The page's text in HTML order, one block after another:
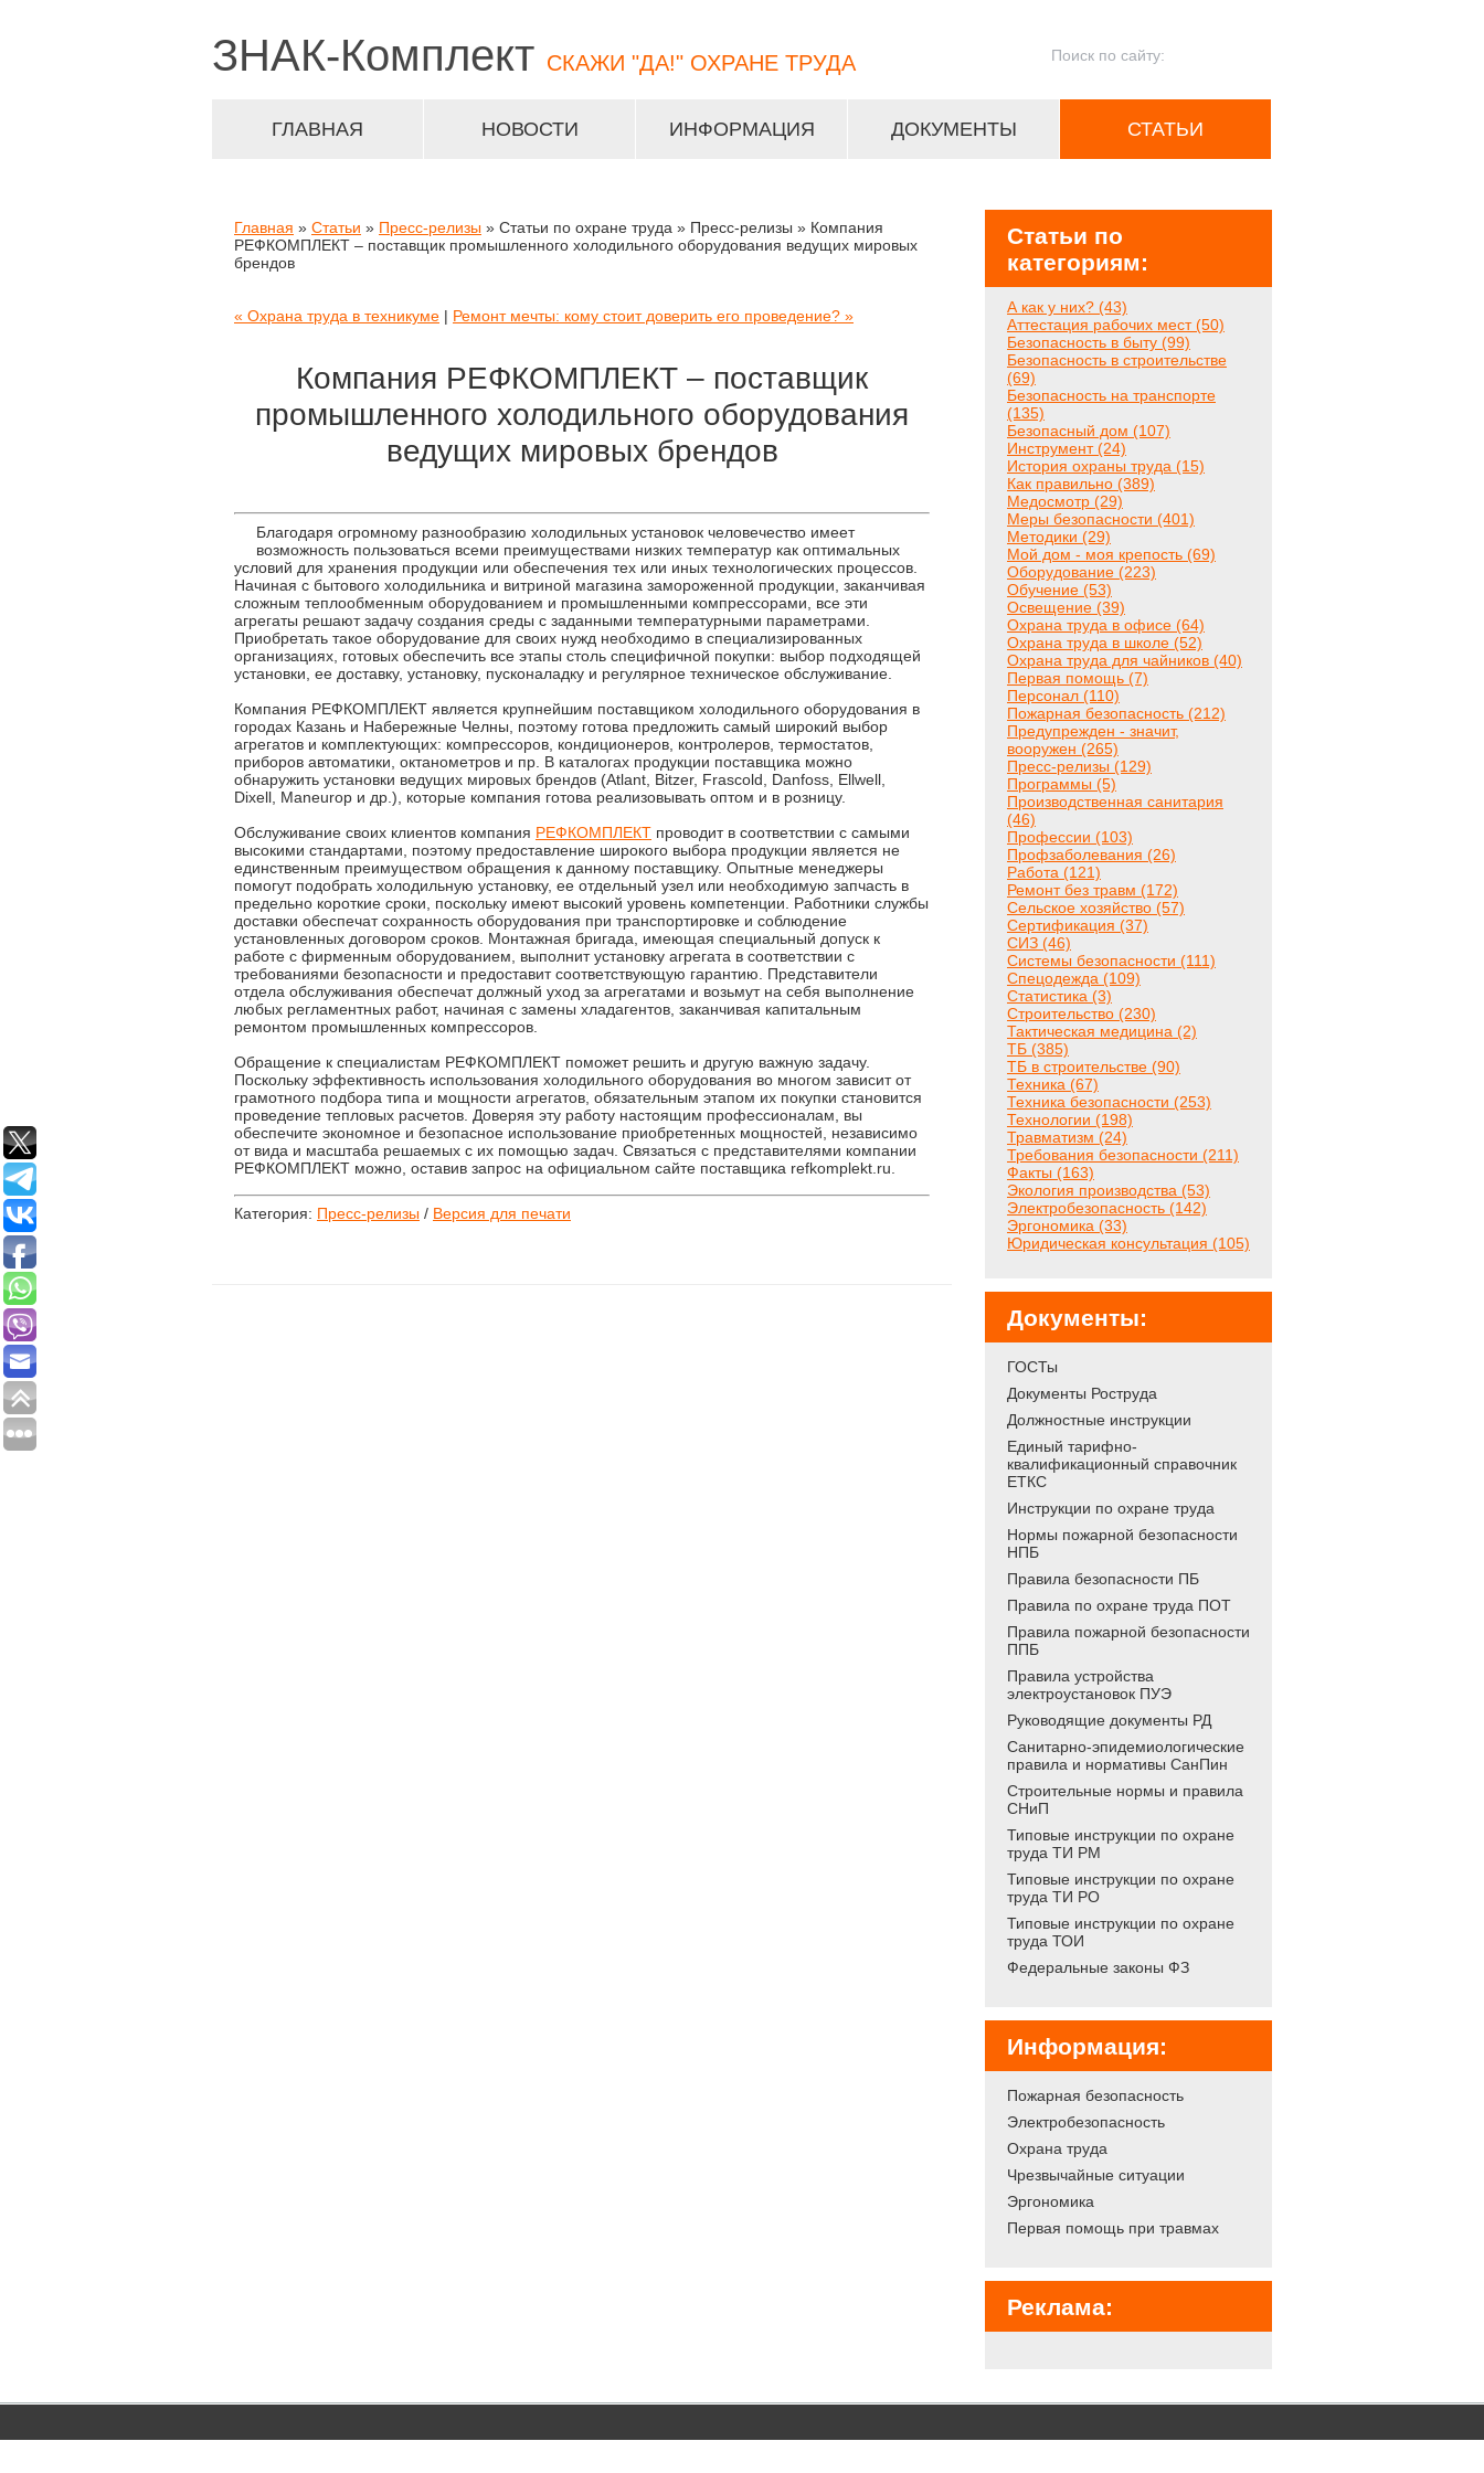
ЗНАК-Комплект СКАЖИ "ДА!" ОХРАНЕ ТРУДА
ГЛАВНАЯ НОВОСТИ ИНФОРМАЦИЯ ДОКУМЕНТЫ СТАТЬИ
Главная » Статьи » Пресс-релизы » Статьи по охране труда » Пресс-релизы » Компания
РЕФКОМПЛЕКТ – поставщик промышленного холодильного оборудования ведущих мировых
брендов
« Охрана труда в техникуме | Ремонт мечты: кому стоит доверить его проведение? »
Компания РЕФКОМПЛЕКТ – поставщик
промышленного холодильного оборудования
ведущих мировых брендов
Благодаря огромному разнообразию холодильных установок человечество имеет
возможность пользоваться всеми преимуществами низких температур как оптимальных
условий для хранения продукции или обеспечения тех или иных технологических процессов.
Начиная с бытового холодильника и витриной магазина замороженной продукции, заканчивая
сложным теплообменным оборудованием и промышленными компрессорами, все эти
агрегаты решают задачу создания среды с заданными температурными параметрами.
Приобретать такое оборудование для своих нужд необходимо в специализированных
организациях, готовых обеспечить все этапы столь специфичной покупки: выбор подходящей
установки, ее доставку, установку, пусконаладку и регулярное техническое обслуживание.
Компания РЕФКОМПЛЕКТ является крупнейшим поставщиком холодильного оборудования в
городах Казань и Набережные Челны, поэтому готова предложить самый широкий выбор
агрегатов и комплектующих: компрессоров, кондиционеров, контролеров, термостатов,
приборов автоматики, октанометров и пр. В каталогах продукции поставщика можно
обнаружить установки ведущих мировых брендов (Atlant, Bitzer, Frascold, Danfoss, Ellwell,
Dixell, Maneurop и др.), которые компания готова реализовывать оптом и в розницу.
Обслуживание своих клиентов компания РЕФКОМПЛЕКТ проводит в соответствии с самыми
высокими стандартами, поэтому предоставление широкого выбора продукции является не
единственным преимуществом обращения к данному поставщику. Опытные менеджеры
помогут подобрать холодильную установку, ее отдельный узел или необходимую запчасть в
предельно короткие сроки, поскольку имеют высокий уровень компетенции. Работники службы
доставки обеспечат сохранность оборудования при транспортировке и соблюдение
установленных договором сроков. Монтажная бригада, имеющая специальный допуск к
работе с фирменным оборудованием, выполнит установку агрегата в соответствии с
требованиями безопасности и предоставит соответствующую гарантию. Представители
отдела обслуживания обеспечат должный уход за агрегатами и возьмут на себя выполнение
любых регламентных работ, начиная с замены хладагентов, заканчивая капитальным
ремонтом промышленных компрессоров.
Обращение к специалистам РЕФКОМПЛЕКТ поможет решить и другую важную задачу.
Поскольку эффективность использования холодильного оборудования во многом зависит от
грамотного подбора типа и мощности агрегатов, обязательным этапом их покупки становится
проведение тепловых расчетов. Доверяя эту работу настоящим профессионалам, вы
обеспечите экономное и безопасное использование приобретенных мощностей, независимо
от вида и масштаба решаемых с их помощью задач. Связаться с представителями компании
РЕФКОМПЛЕКТ можно, оставив запрос на официальном сайте поставщика refkomplekt.ru.
Категория: Пресс-релизы / Версия для печати
Статьи по
категориям:
А как у них? (43)
Аттестация рабочих мест (50)
Безопасность в быту (99)
Безопасность в строительстве
(69)
Безопасность на транспорте
(135)
Безопасный дом (107)
Инструмент (24)
История охраны труда (15)
Как правильно (389)
Медосмотр (29)
Меры безопасности (401)
Методики (29)
Мой дом - моя крепость (69)
Оборудование (223)
Обучение (53)
Освещение (39)
Охрана труда в офисе (64)
Охрана труда в школе (52)
Охрана труда для чайников (40)
Первая помощь (7)
Персонал (110)
Пожарная безопасность (212)
Предупрежден - значит,
вооружен (265)
Пресс-релизы (129)
Программы (5)
Производственная санитария
(46)
Профессии (103)
Профзаболевания (26)
Работа (121)
Ремонт без травм (172)
Сельское хозяйство (57)
Сертификация (37)
СИЗ (46)
Системы безопасности (111)
Спецодежда (109)
Статистика (3)
Строительство (230)
Тактическая медицина (2)
ТБ (385)
ТБ в строительстве (90)
Техника (67)
Техника безопасности (253)
Технологии (198)
Травматизм (24)
Требования безопасности (211)
Факты (163)
Экология производства (53)
Электробезопасность (142)
Эргономика (33)
Юридическая консультация (105)
Документы:
ГОСТы
Документы Роструда
Должностные инструкции
Единый тарифно-
квалификационный справочник
ЕТКС
Инструкции по охране труда
Нормы пожарной безопасности
НПБ
Правила безопасности ПБ
Правила по охране труда ПОТ
Правила пожарной безопасности
ППБ
Правила устройства
электроустановок ПУЭ
Руководящие документы РД
Санитарно-эпидемиологические
правила и нормативы СанПин
Строительные нормы и правила
СНиП
Типовые инструкции по охране
труда ТИ РМ
Типовые инструкции по охране
труда ТИ РО
Типовые инструкции по охране
труда ТОИ
Федеральные законы ФЗ
Информация:
Пожарная безопасность
Электробезопасность
Охрана труда
Чрезвычайные ситуации
Эргономика
Первая помощь при травмах
Реклама: